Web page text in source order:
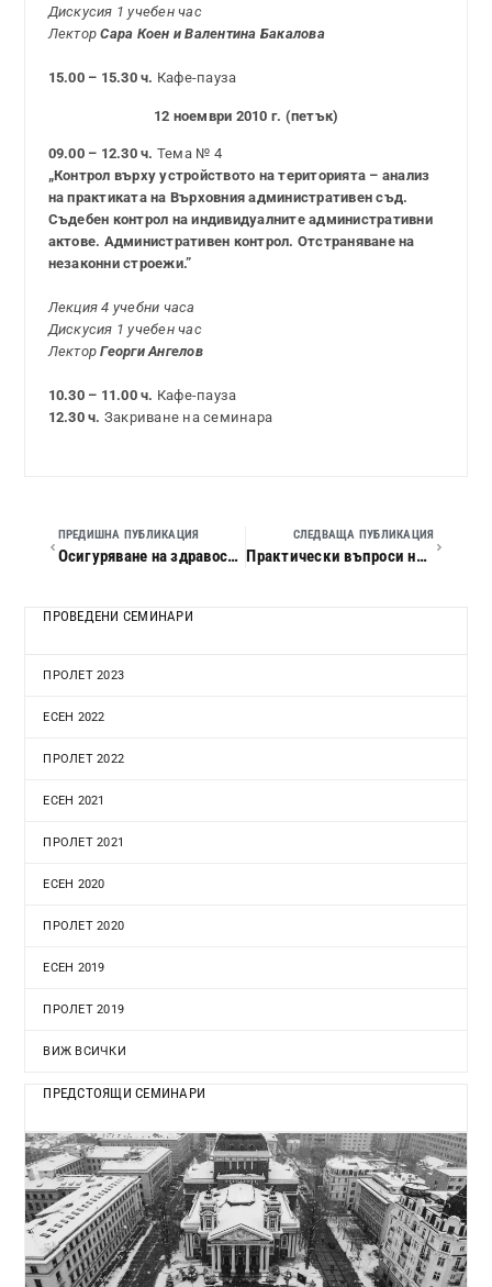
Дискусия 1 учебен час
ЛекторСара Коен и Валентина Бакалова
15.00 – 15.30 ч. Кафе-пауза
12 ноември 2010 г. (петък)
09.00 – 12.30 ч. Тема № 4
„Контрол върху устройството на територията – анализ
на практиката на Върховния административен съд.
Съдебен контрол на индивидуалните административни
актове. Административен контрол. Отстраняване на
незаконни строежи.”
Лекция 4 учебни часа
Дискусия 1 учебен час
ЛекторГеорги Ангелов
10.30 – 11.00 ч. Кафе-пауза
12.30 ч. Закриване на семинара
ПРЕДИШНА ПУБЛИКАЦИЯ
Осигуряване на здравословни и безопасни условия на труд в предприятието
СЛЕДВАЩА ПУБЛИКАЦИЯ
Практически въпроси на трудовото законодателство в контекста на промените в Кодекса на труда – работно време, почивки и отпуски.
ПРОВЕДЕНИ СЕМИНАРИ
ПРОЛЕТ 2023
ЕСЕН 2022
ПРОЛЕТ 2022
ЕСЕН 2021
ПРОЛЕТ 2021
ЕСЕН 2020
ПРОЛЕТ 2020
ЕСЕН 2019
ПРОЛЕТ 2019
ВИЖ ВСИЧКИ
ПРЕДСТОЯЩИ СЕМИНАРИ